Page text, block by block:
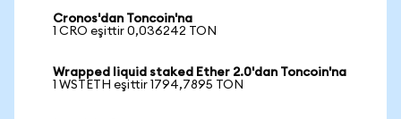
Cronos'dan Toncoin'na
1 CRO eşittir 0,036242 TON
Wrapped liquid staked Ether 2.0'dan Toncoin'na
1 WSTETH eşittir 1794,7895 TON